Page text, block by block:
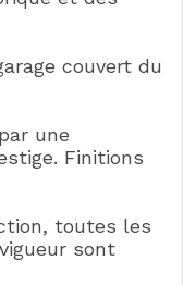
couvert du
une
Finitions
toutes les
sont